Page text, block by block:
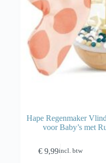
Hape Regenmaker
voor Baby’s met
€ 9,99incl. btw